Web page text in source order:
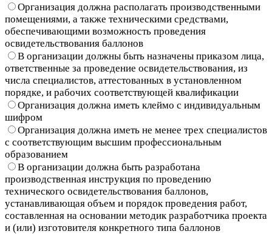
Организация должна располагать производственными
помещениями, а также техническими средствами,
обеспечивающими возможность проведения
освидетельствования баллонов
В организации должны быть назначены приказом лица,
ответственные за проведение освидетельствования, из
числа специалистов, аттестованных в установленном
порядке, и рабочих соответствующей квалификации
Организация должна иметь клеймо с индивидуальным
шифром
Организация должна иметь не менее трех специалистов
с соответствующим высшим профессиональным
образованием
В организации должна быть разработана
производственная инструкция по проведению
технического освидетельствования баллонов,
устанавливающая объем и порядок проведения работ,
составленная на основании методик разработчика проекта
и (или) изготовителя конкретного типа баллонов